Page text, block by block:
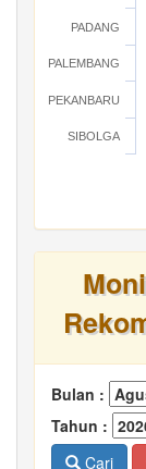
PADANG
PALEMBANG
PEKANBARU
SIBOLGA
Bulan :
Tahun :
Cari